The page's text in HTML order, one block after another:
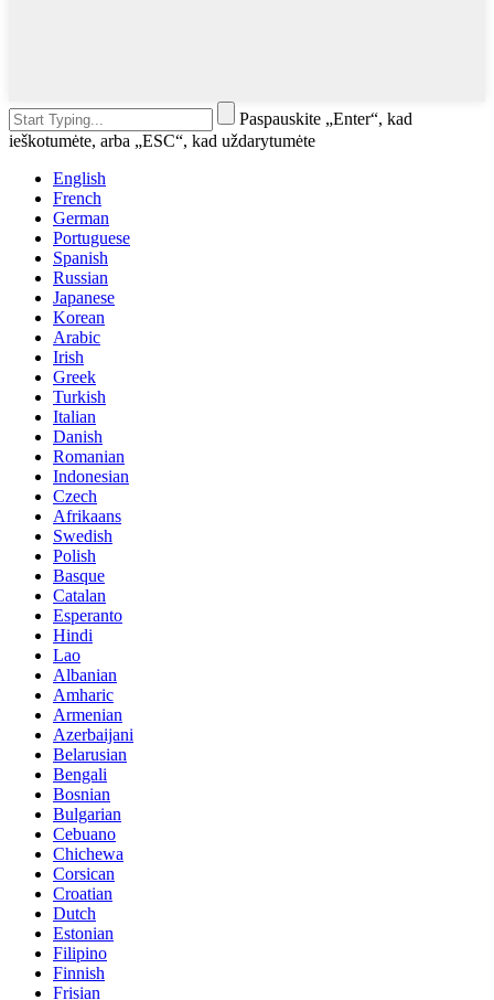
Paspauskite „Enter“, kad
ieškotumėte, arba „ESC“, kad uždarytumėte
English
French
German
Portuguese
Spanish
Russian
Japanese
Korean
Arabic
Irish
Greek
Turkish
Italian
Danish
Romanian
Indonesian
Czech
Afrikaans
Swedish
Polish
Basque
Catalan
Esperanto
Hindi
Lao
Albanian
Amharic
Armenian
Azerbaijani
Belarusian
Bengali
Bosnian
Bulgarian
Cebuano
Chichewa
Corsican
Croatian
Dutch
Estonian
Filipino
Finnish
Frisian